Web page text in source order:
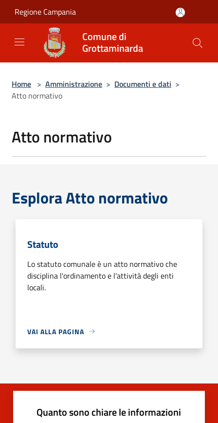
Regione Campania
Comune di
Grottaminarda
Home > Amministrazione > Documenti e dati >
Atto normativo
Atto normativo
Esplora Atto normativo
Statuto
Lo statuto comunale è un atto normativo che
disciplina l'ordinamento e l'attività degli enti
locali.
VAI ALLA PAGINA
Quanto sono chiare le informazioni